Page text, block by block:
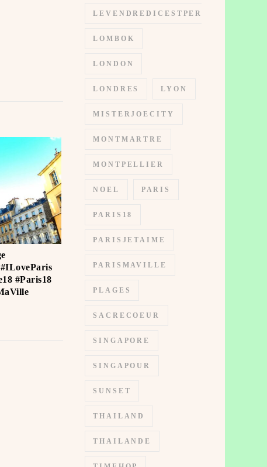
#Paris18
LEVENDREDICESTPERMIS
LOMBOK
LONDON
LONDRES LYON
MISTERJOECITY
MONTMARTRE
MONTPELLIER
NOEL PARIS
PARIS18
PARISJETAIME
PARISMAVILLE
PLAGES
SACRECOEUR
SINGAPORE
SINGAPOUR
SUNSET
THAILAND
THAILANDE